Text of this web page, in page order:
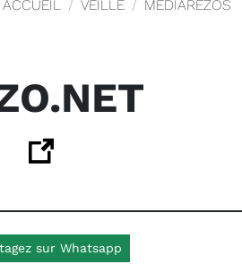
ACCUEIL VEILLE MEDIAREZOS
sur Whatsapp